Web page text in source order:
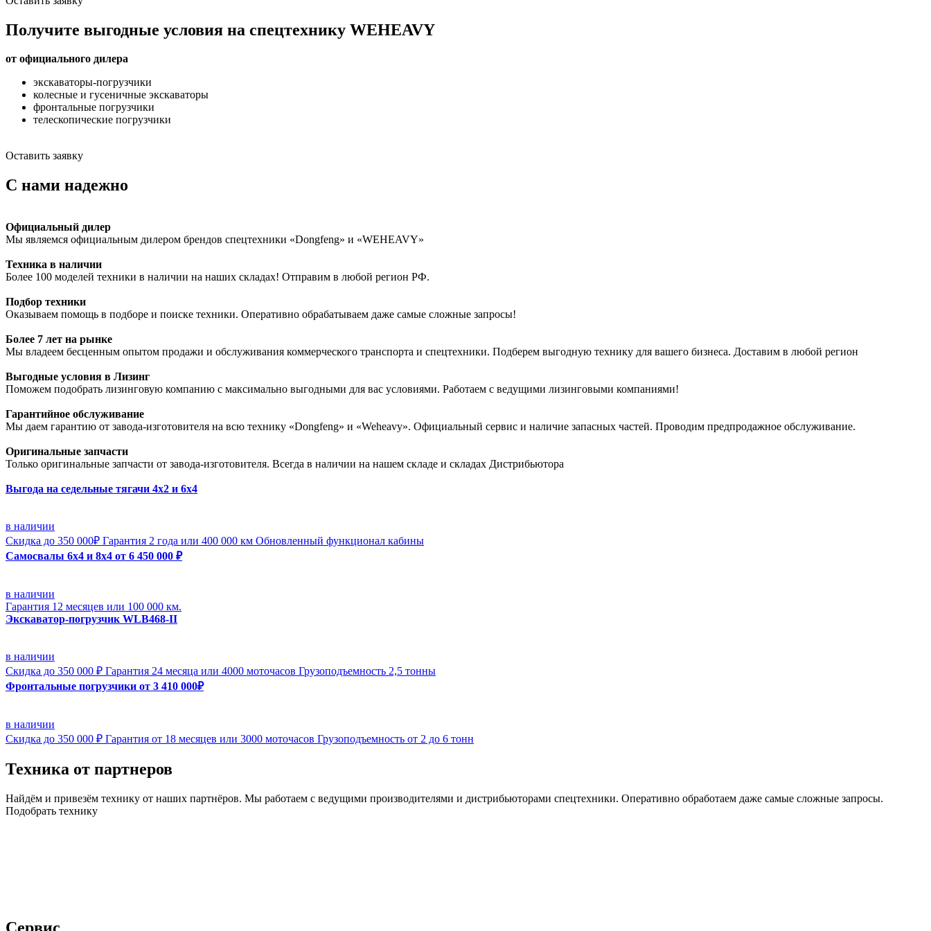
Получите выгодные условия на спецтехнику WEHEAVY
от официального дилера
экскаваторы-погрузчики
колесные и гусеничные экскаваторы
фронтальные погрузчики
телескопические погрузчики
Оставить заявку
С нами надежно
Официальный дилер
Мы являемся официальным дилером брендов спецтехники «Dongfeng» и «WEHEAVY»
Техника в наличии
Более 100 моделей техники в наличии на наших складах! Отправим в любой регион РФ.
Подбор техники
Оказываем помощь в подборе и поиске техники. Оперативно обрабатываем даже самые сложные запросы!
Более 7 лет на рынке
Мы владеем бесценным опытом продажи и обслуживания коммерческого транспорта и спецтехники. Подберем выгодную технику для вашего бизнеса. Доставим в любой регион
Выгодные условия в Лизинг
Поможем подобрать лизинговую компанию с максимально выгодными для вас условиями. Работаем с ведущими лизинговыми компаниями!
Гарантийное обслуживание
Мы даем гарантию от завода-изготовителя на всю технику «Dongfeng» и «Weheavy». Официальный сервис и наличие запасных частей. Проводим предпродажное обслуживание.
Оригинальные запчасти
Только оригинальные запчасти от завода-изготовителя. Всегда в наличии на нашем складе и складах Дистрибьютора
Выгода на седельные тягачи 4х2 и 6х4
в наличии
Скидка до 350 000₽ Гарантия 2 года или 400 000 км Обновленный функционал кабины
Самосвалы 6х4 и 8х4 от 6 450 000 ₽
в наличии
Гарантия 12 месяцев или 100 000 км.
Экскаватор-погрузчик WLB468-II
в наличии
Скидка до 350 000 ₽ Гарантия 24 месяца или 4000 моточасов Грузоподъемность 2,5 тонны
Фронтальные погрузчики от 3 410 000₽
в наличии
Скидка до 350 000 ₽ Гарантия от 18 месяцев или 3000 моточасов Грузоподъемность от 2 до 6 тонн
Техника от партнеров
Найдём и привезём технику от наших партнёров. Мы работаем с ведущими производителями и дистрибьюторами спецтехники. Оперативно обработаем даже самые сложные запросы.
Подобрать технику